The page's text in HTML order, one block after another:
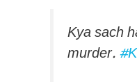
Kya sach
murder.